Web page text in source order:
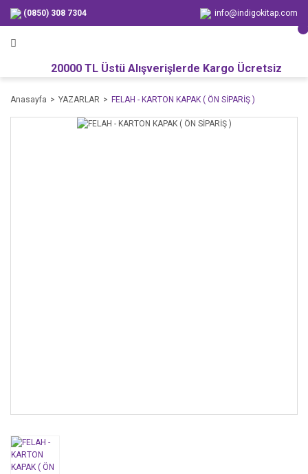
(0850) 308 7304 info@indigokitap.com
20000 TL Üstü Alışverişlerde Kargo Ücretsiz
Anasayfa YAZARLAR FELAH - KARTON KAPAK ( ÖN SİPARİŞ )